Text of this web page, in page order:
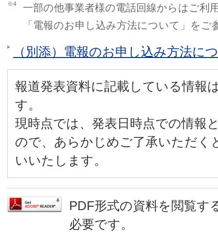
※4
一部の他事業者様の電話回線からはご利
「電報のお申し込み方法について」をご
（別添）電報のお申し込み方法に
報道発表資料に記載している情報
す。
現時点では、発表日時点での情報
ので、あらかじめご了承いただく
いいたします。
PDF形式の資料を閲覧す
必要です。